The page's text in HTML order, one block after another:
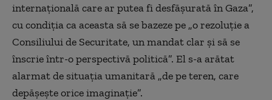
internaţională care ar putea fi desfăşurată în Gaza”,
cu condiţia ca aceasta să se bazeze pe „o rezoluţie a
Consiliului de Securitate, un mandat clar şi să se
înscrie într-o perspectivă politică”. El s-a arătat
alarmat de situaţia umanitară „de pe teren, care
depăşeşte orice imaginaţie”.